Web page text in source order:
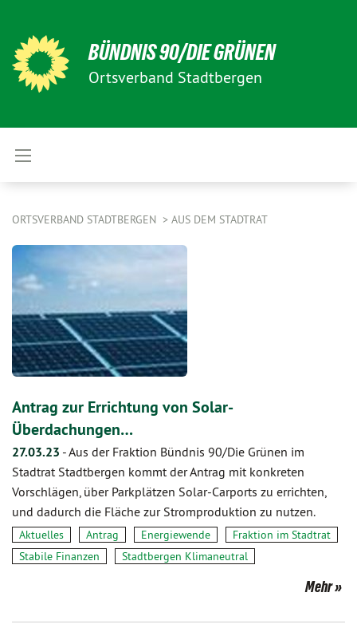
BÜNDNIS 90/DIE GRÜNEN
Ortsverband Stadtbergen
ORTSVERBAND STADTBERGEN AUS DEM STADTRAT
Antrag zur Errichtung von Solar-
Überdachungen…
27.03.23 -Aus der Fraktion Bündnis 90/Die Grünen im
Stadtrat Stadtbergen kommt der Antrag mit konkreten
Vorschlägen, über Parkplätzen Solar-Carports zu errichten,
und dadurch die Fläche zur Stromproduktion zu nutzen.
Aktuelles Antrag Energiewende
Fraktion im Stadtrat
Stabile Finanzen
Stadtbergen Klimaneutral
Mehr